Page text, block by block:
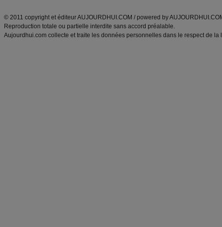
© 2011 copyright et éditeur AUJOURDHUI.COM / powered by
Reproduction totale ou partielle interdite sans accord préalable.
Aujourdhui.com collecte et traite les données personnelles dans le respect de